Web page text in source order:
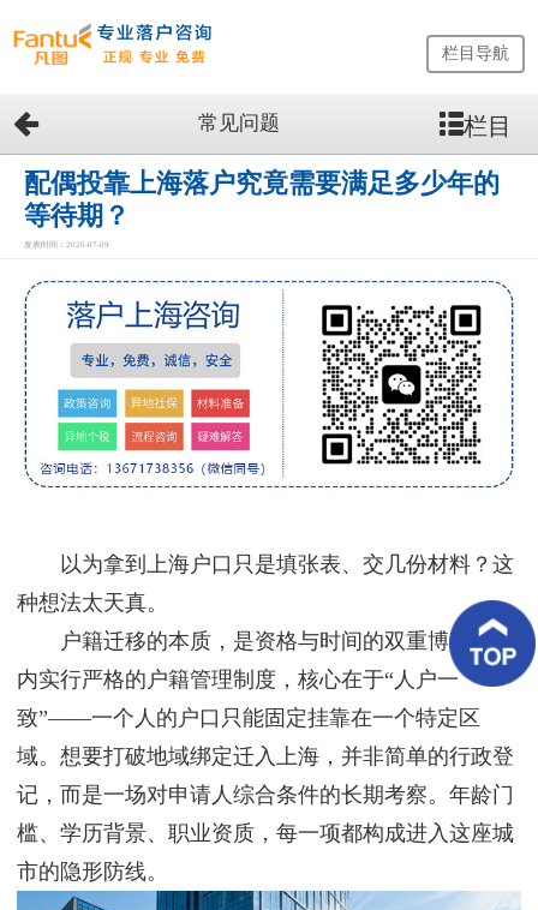
网
站
首
页
留
生
务
优
案
客
好
评
新
闻
资
讯
栏目导航
常见问题 栏目
配偶投靠上海落户究竟需要满足多少年的
等待期？
发表时间：2026-07-09
以为拿到上海户口只是填张表、交几份材料？这
种想法太天真。
户籍迁移的本质，是资格与时间的双重博弈。国
内实行严格的户籍管理制度，核心在于“人户一
致”——一个人的户口只能固定挂靠在一个特定区
域。想要打破地域绑定迁入上海，并非简单的行政登
记，而是一场对申请人综合条件的长期考察。年龄门
槛、学历背景、职业资质，每一项都构成进入这座城
市的隐形防线。